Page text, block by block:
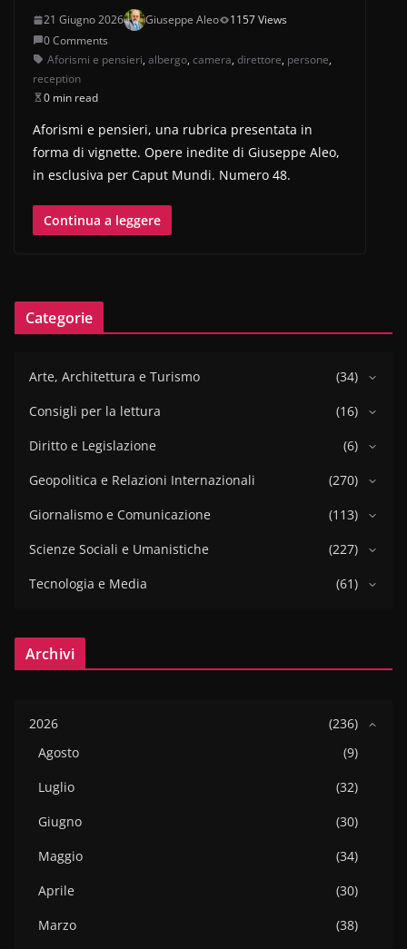
21 Giugno 2026 Giuseppe Aleo
1157 Views
0 Comments
Aforismi e pensieri, albergo, camera, direttore, persone,
reception
0 min read
Aforismi e pensieri, una rubrica presentata in
forma di vignette. Opere inedite di Giuseppe Aleo,
in esclusiva per Caput Mundi. Numero 48.
Continua a leggere
Categorie
Arte, Architettura e Turismo
(34)
Consigli per la lettura
(16)
Diritto e Legislazione
(6)
Geopolitica e Relazioni Internazionali
(270)
Giornalismo e Comunicazione
(113)
Scienze Sociali e Umanistiche
(227)
Tecnologia e Media
(61)
Archivi
2026
(236)
Agosto
(9)
Luglio
(32)
Giugno
(30)
Maggio
(34)
Aprile
(30)
Marzo
(38)